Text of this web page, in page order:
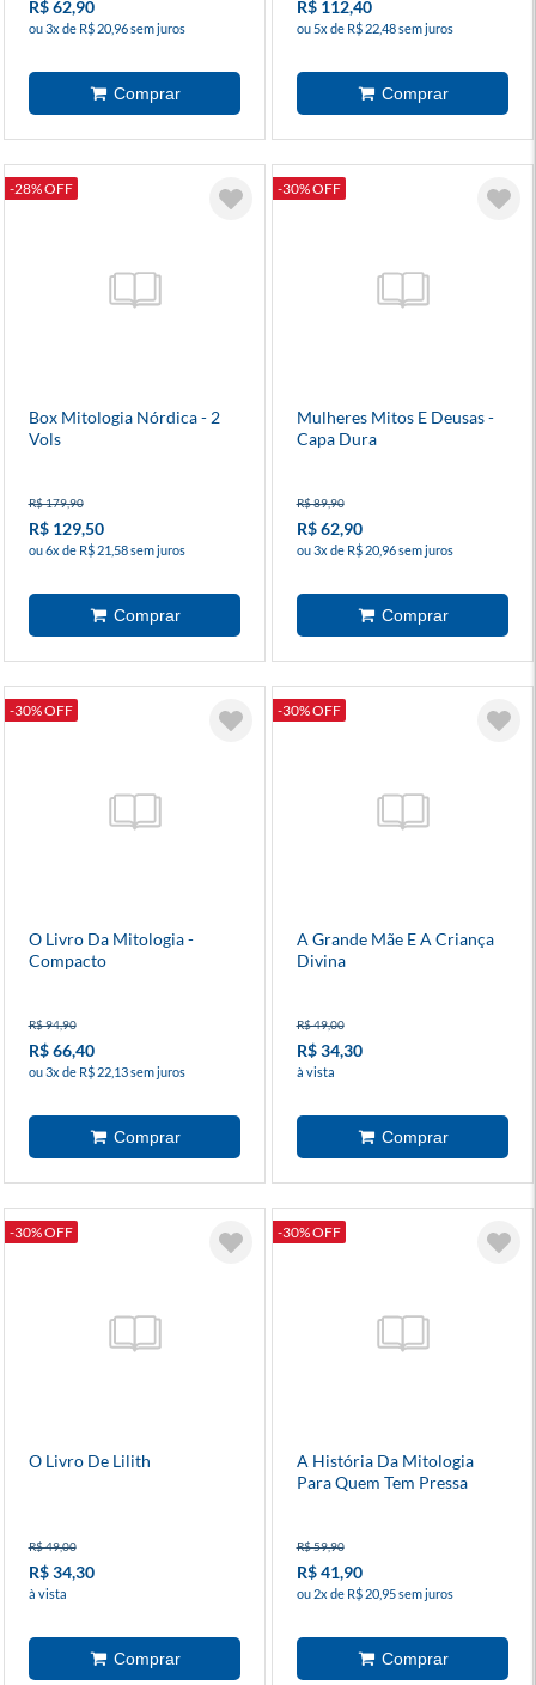
R$ 62,90
ou 3x de R$ 20,96 sem juros
R$ 112,40
ou 5x de R$ 22,48 sem juros
-28% OFF
Box Mitologia Nórdica - 2
Vols
R$ 179,90
R$ 129,50
ou 6x de R$ 21,58 sem juros
-30% OFF
Mulheres Mitos E Deusas -
Capa Dura
R$ 89,90
R$ 62,90
ou 3x de R$ 20,96 sem juros
-30% OFF
O Livro Da Mitologia -
Compacto
R$ 94,90
R$ 66,40
ou 3x de R$ 22,13 sem juros
-30% OFF
A Grande Mãe E A Criança
Divina
R$ 49,00
R$ 34,30
à vista
-30% OFF
O Livro De Lilith
R$ 49,00
R$ 34,30
à vista
-30% OFF
A História Da Mitologia
Para Quem Tem Pressa
R$ 59,90
R$ 41,90
ou 2x de R$ 20,95 sem juros